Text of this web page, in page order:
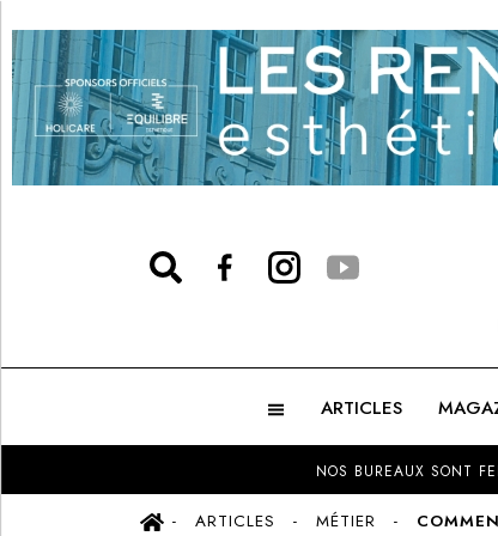
ARTICLES
NOS BUREAUX SONT
ARTICLES MÉTIER